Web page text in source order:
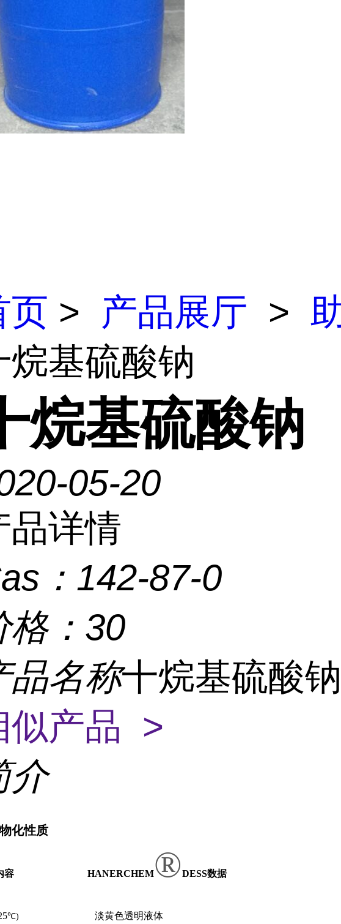
页 > 产品展厅 >
烷基硫酸钠
烷基硫酸钠
05-20
品详情
： 142-87-0
格： 30
品名称十烷基硫酸
似产品 >
介
物化性质
容 HANERCHEM®DESS数据
℃) 淡黄色透明液体